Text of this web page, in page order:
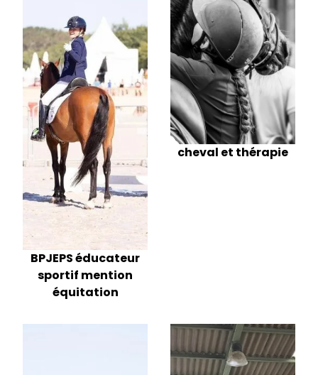
BPJEPS éducateur
sportif mention
équitation
cheval et thérapie